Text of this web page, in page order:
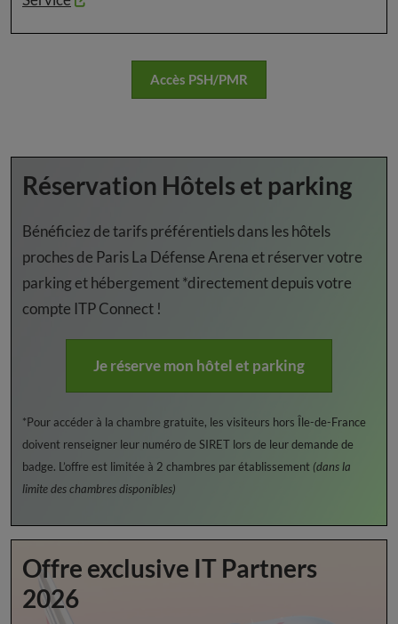
Accès PSH/PMR
Réservation Hôtels et parking
Bénéficiez de tarifs préférentiels dans les hôtels
proches de Paris La Défense Arena et réserver votre
parking et hébergement *directement depuis votre
compte ITP Connect !
Je réserve mon hôtel et parking
*Pour accéder à la chambre gratuite, les visiteurs hors Île-de-France
doivent renseigner leur numéro de SIRET lors de leur demande de
badge. L’offre est limitée à 2 chambres par établissement (dans la
limite des chambres disponibles)
Offre exclusive IT Partners
2026